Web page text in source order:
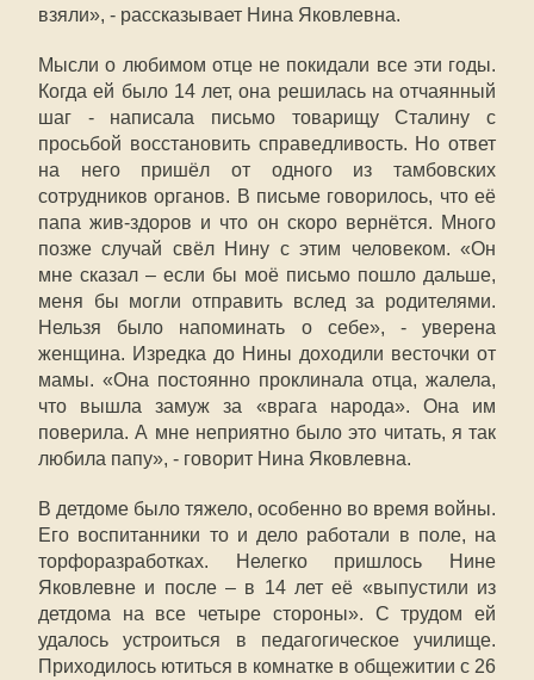
взяли», - рассказывает Нина Яковлевна.
Мысли о любимом отце не покидали все эти годы.
Когда ей было 14 лет, она решилась на отчаянный
шаг - написала письмо товарищу Сталину с
просьбой восстановить справедливость. Но ответ
на него пришёл от одного из тамбовских
сотрудников органов. В письме говорилось, что её
папа жив-здоров и что он скоро вернётся. Много
позже случай свёл Нину с этим человеком. «Он
мне сказал – если бы моё письмо пошло дальше,
меня бы могли отправить вслед за родителями.
Нельзя было напоминать о себе», - уверена
женщина. Изредка до Нины доходили весточки от
мамы. «Она постоянно проклинала отца, жалела,
что вышла замуж за «врага народа». Она им
поверила. А мне неприятно было это читать, я так
любила папу», - говорит Нина Яковлевна.
В детдоме было тяжело, особенно во время войны.
Его воспитанники то и дело работали в поле, на
торфоразработках. Нелегко пришлось Нине
Яковлевне и после – в 14 лет её «выпустили из
детдома на все четыре стороны». С трудом ей
удалось устроиться в педагогическое училище.
Приходилось ютиться в комнатке в общежитии с 26